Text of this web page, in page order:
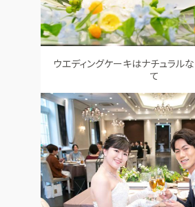
ウエディングケーキはナチュラル
て